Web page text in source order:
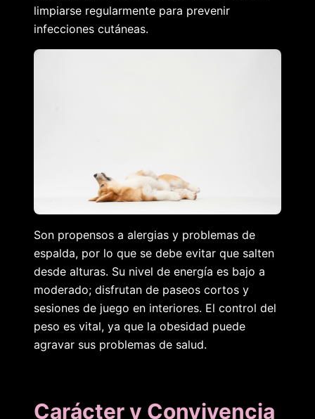
limpiarse regularmente para prevenir
infecciones cutáneas.
Son propensos a alergias y problemas de
espalda, por lo que se debe evitar que salten
desde alturas. Su nivel de energía es bajo a
moderado; disfrutan de paseos cortos y
sesiones de juego en interiores. El control del
peso es vital, ya que la obesidad puede
agravar sus problemas de salud.
Carácter y Convivencia